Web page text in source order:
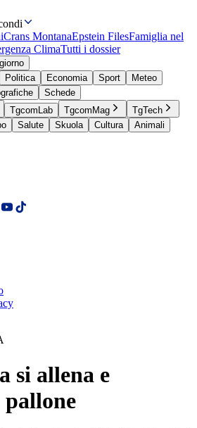
Crans MontanaEpstein FilesFamiglia nel
ClimaTutti i dossier
Politica Economia Sport
Meteo
Schede
TgcomLab TgcomMag
TgTech
Salute Skuola Cultura
Animali
si allena e
pallone